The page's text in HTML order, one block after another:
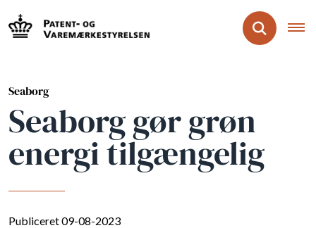
Seaborg
Seaborg gør grøn
energi tilgængelig
Publiceret 09-08-2023